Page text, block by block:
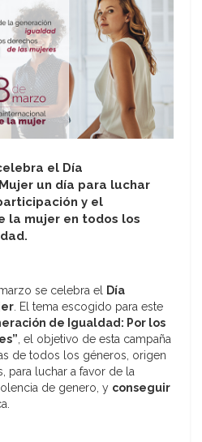
el Día
un día para luchar
y el
la mujer en todos los
se celebra el Día
. El tema escogido para este
de Igualdad: Por los
, el objetivo de esta campaña
de todos los géneros, origen
para luchar a favor de la
de genero, y conseguir